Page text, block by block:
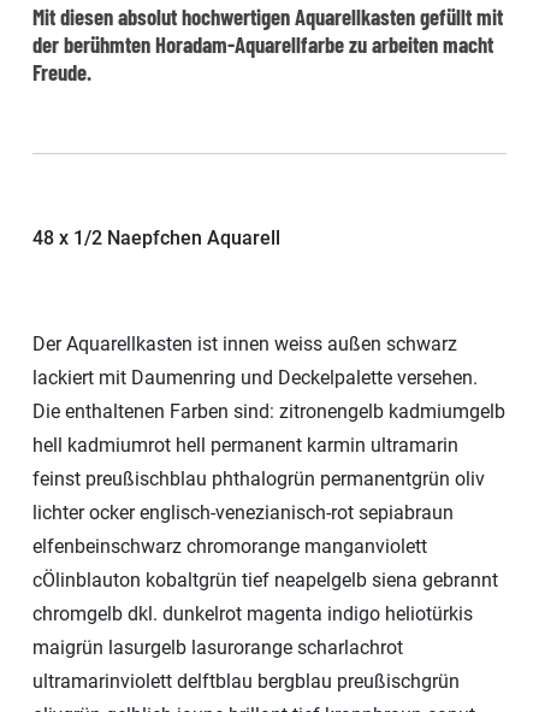
Mit diesen absolut hochwertigen Aquarellkasten gefüllt mit
der berühmten Horadam-Aquarellfarbe zu arbeiten macht
Freude.
48 x 1/2 Naepfchen Aquarell
Der Aquarellkasten ist innen weiss außen schwarz
lackiert mit Daumenring und Deckelpalette versehen.
Die enthaltenen Farben sind: zitronengelb kadmiumgelb
hell kadmiumrot hell permanent karmin ultramarin
feinst preußischblau phthalogrün permanentgrün oliv
lichter ocker englisch-venezianisch-rot sepiabraun
elfenbeinschwarz chromorange manganviolett
cÖlinblauton kobaltgrün tief neapelgelb siena gebrannt
chromgelb dkl. dunkelrot magenta indigo heliotürkis
maigrün lasurgelb lasurorange scharlachrot
ultramarinviolett delftblau bergblau preußischgrün